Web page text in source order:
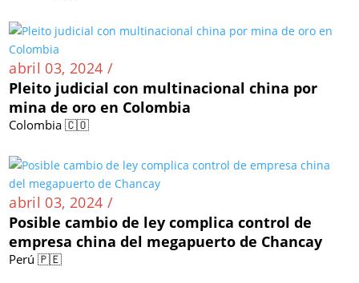
abril 03, 2024 /
Pleito judicial con multinacional china por
mina de oro en Colombia
Colombia 🇨🇴
abril 03, 2024 /
Posible cambio de ley complica control de
empresa china del megapuerto de Chancay
Perú 🇵🇪